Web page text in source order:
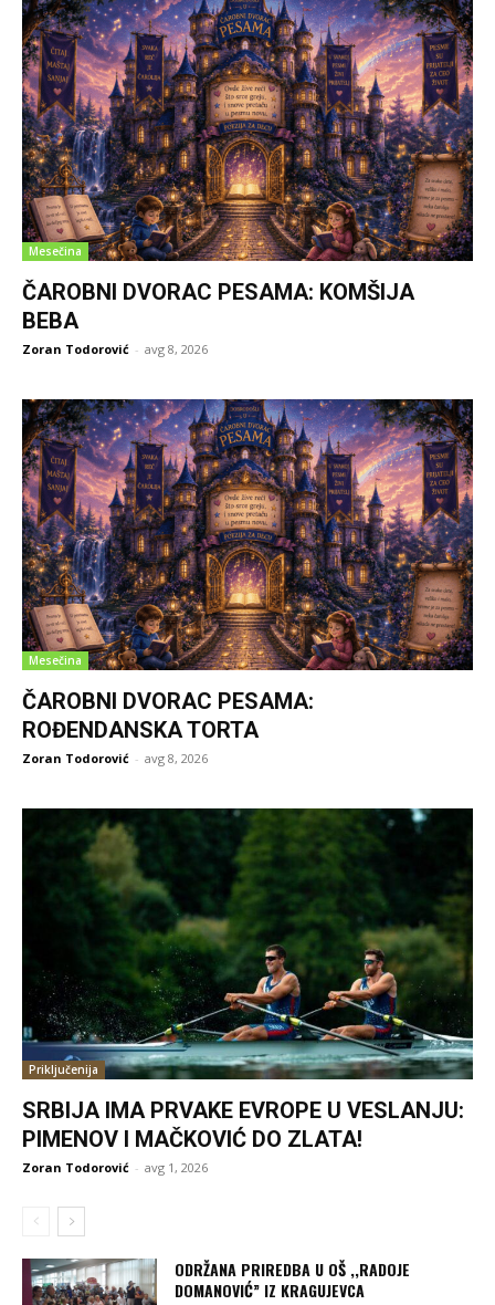
Mesečina
ČAROBNI DVORAC PESAMA: KOMŠIJA
BEBA
Zoran Todorović - avg 8, 2026
Mesečina
ČAROBNI DVORAC PESAMA:
ROĐENDANSKA TORTA
Zoran Todorović - avg 8, 2026
Priključenija
SRBIJA IMA PRVAKE EVROPE U VESLANJU:
PIMENOV I MAČKOVIĆ DO ZLATA!
Zoran Todorović - avg 1, 2026
ODRŽANA PRIREDBA U OŠ ,,RADOJE
DOMANOVIĆ” IZ KRAGUJEVCA